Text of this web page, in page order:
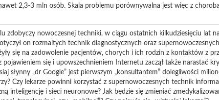
2,3-3 mln osób. Skala problemu porównywalna jest więc z
zdobyczy nowoczesnej techniki, w ciągu ostatnich kilkudziesięciu lat
on rozmaitych technik diagnostycznych oraz
się na zadowolenie pacjentów, chorych i ich rodzin z kontaktów z
się i upowszechnieniem Internetu zaczął także narastać
słynny „dr Google” jest pierwszym „konsultantem” dolegliwości
Czy lekarze powinni korzystać z supernowoczesnych technik
inteligencję i sieci neuronowe? Jak będzie się zmieniać